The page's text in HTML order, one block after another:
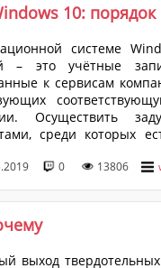
10:
системе
– это учётные
к сервисам
Осуществить
среди которых
строки. Главное в
именно тип
0 13806
выход